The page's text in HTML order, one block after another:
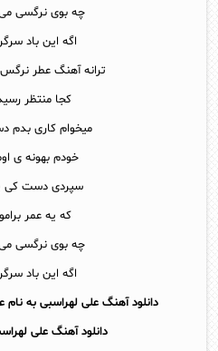
چه بوی نرگسی می
اگه این باد
ترانه آهنگ عطر
کجا منتظر
میخوام کاری بدم
خودم بهونه ی
سپردی دست کی
که یه عمر
چه بوی نرگسی می
اگه این باد
دانلود آهنگ علی لهراسبی به
دانلود آهنگ علی